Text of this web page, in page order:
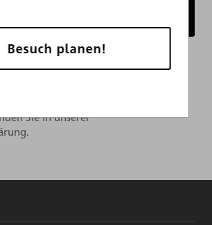
Verarbeitung meiner Daten im
Abonnements per E-Mail
Abonnement kann jederzeit über
widerrufen werden. Weitere
Sie in unserer
Besuch planen!